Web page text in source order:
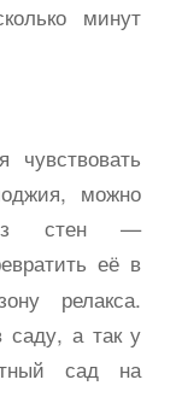
минут
можно
из стен —
её в
релакса.
саду, а так у
сад на